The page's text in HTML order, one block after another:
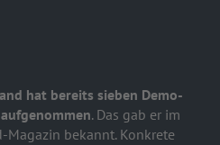
hat bereits sieben Demo-
. Das gab er im
bekannt. Konkrete